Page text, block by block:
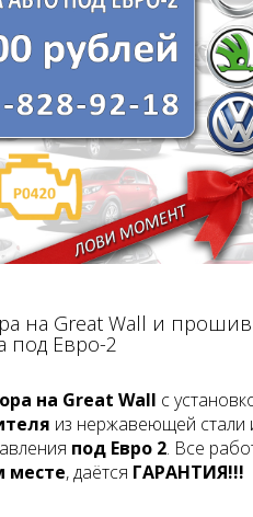
на Great Wall и
под Евро-2
на Great Wall с
из нержавеющей стали
под Евро 2. Все
месте, даётся ГАРАНТИЯ!!!